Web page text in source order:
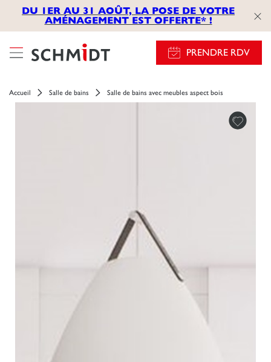
DU 1ER AU 31 AOÛT, LA POSE DE VOTRE
AMÉNAGEMENT EST OFFERTE* !
PRENDRE RDV
Accueil Salle de bains Salle de bains avec meubles aspect bois